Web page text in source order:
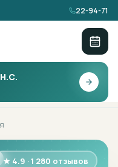
22-94-71
★ 4.9 · 1 280 отзывов